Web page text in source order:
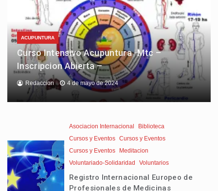
ACUPUNTURA
Curso Intensivo Acupuntura -Mtc –
Inscripcion Abierta –
Redaccion 4 de mayo de 2024
Asociacion Internacional
Biblioteca
Cursos y Eventos Cursos y Eventos
Cursos y Eventos
Meditacion
Voluntariado-Solidaridad
Voluntarios
Registro Internacional Europeo de
Profesionales de Medicinas